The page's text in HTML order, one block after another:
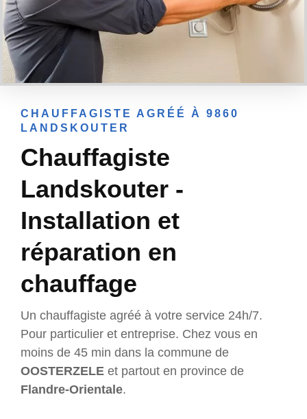
CHAUFFAGISTE AGRÉÉ À 9860
LANDSKOUTER
Chauffagiste
Landskouter -
Installation et
réparation en
chauffage
Un chauffagiste agréé à votre service 24h/7.
Pour particulier et entreprise. Chez vous en
moins de 45 min dans la commune de
OOSTERZELE et partout en province de
Flandre-Orientale.